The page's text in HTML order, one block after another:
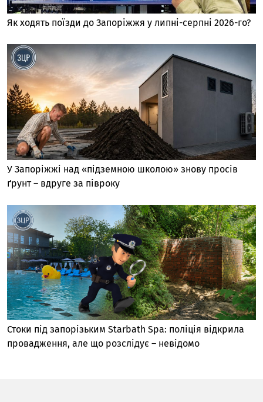
Як ходять поїзди до Запоріжжя у липні-серпні 2026-го?
У Запоріжжі над «підземною школою» знову просів
ґрунт – вдруге за півроку
Стоки під запорізьким Starbath Spa: поліція відкрила
провадження, але що розслідує – невідомо